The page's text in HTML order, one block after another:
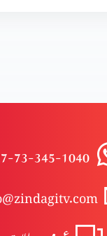
73-345-1040